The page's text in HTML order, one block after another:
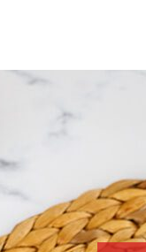
Acero forjado
Más Menaje